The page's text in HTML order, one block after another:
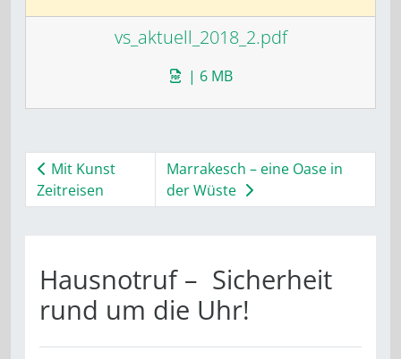
vs_aktuell_2018_2.pdf
| 6 MB
Mit Kunst
Zeitreisen
Marrakesch – eine Oase in
der Wüste
Hausnotruf – ­ Sicherheit
rund um die Uhr!